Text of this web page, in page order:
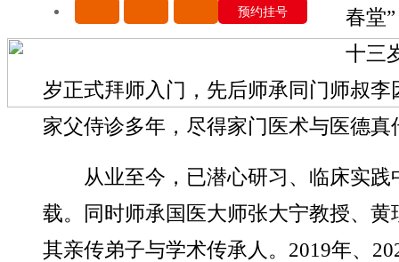
预约挂号
春堂
十三
岁正式拜师入门，先后师承同门师叔李
家父侍诊多年，尽得家门医术与医德真
从业至今，已潜心研习、临床实践
载。同时师承国医大师张大宁教授、黄
其亲传弟子与学术传承人。2019年、